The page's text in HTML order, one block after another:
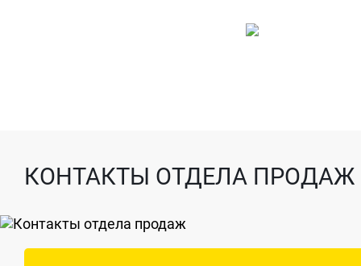
КОНТАКТЫ ОТДЕЛА ПРОДАЖ